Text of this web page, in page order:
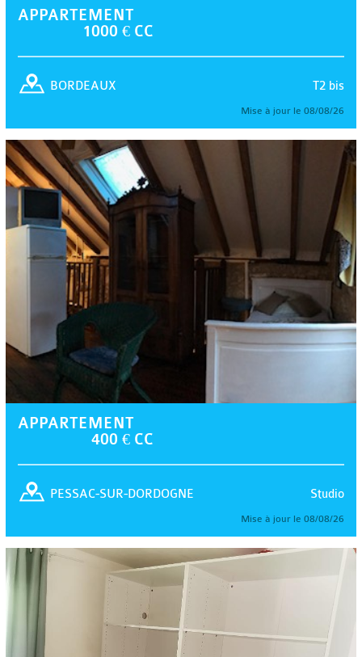
APPARTEMENT
1000 € CC
T2 bis
BORDEAUX
Mise à jour le 08/08/26
APPARTEMENT
400 € CC
Studio
PESSAC-SUR-DORDOGNE
Mise à jour le 08/08/26